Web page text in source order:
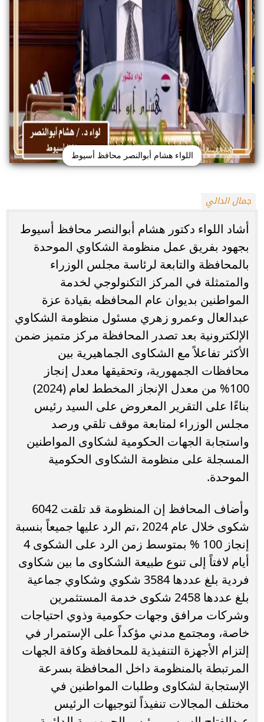
اللواء هشام أبوالنصر محافظ أسيوط
جمال الدالي
أشاد اللواء دكتور هشام أبوالنصر محافظ أسيوط
بجهود بفريق عمل منظومة الشكاوي الموحدة
بالمحافظة والتابعة لرئاسة مجلس الوزراء
والمتمثلة في المركز التكنولوجي لخدمة
المواطنين بديوان عام المحافظه بقيادة عزة
عبدالعال وعمرو زهري مسئول منظومة الشكاوي
الإلكترونية بعد تصدر المحافظة مركز متميز ضمن
الأكثر تفاعلاً مع الشكاوى الجماهيرية بين
محافظات الجمهورية، وتحقيقها معدل إنجاز
100% من معدل الإنجاز المخطط لعام (2024)
بناءًا على التقرير المعروض على السيد رئيس
مجلس الوزراء لمتابعة موقف تلقي ورصد
واستجابة الجهات الحكومية لشكاوى المواطنين
المسجلة على منظومة الشكاوى الحكومية
الموحدة.
وأضاف المحافظ إن المنظومة قد تلقت 6042
شكوى خلال عام 2024 ،تم الرد عليها جميعاً بنسبة
إنجاز 100 % بمتوسط زمن الرد على الشكوى 4
أيام لافتاً إلى تنوع طبيعة الشكاوى ما بين شكاوى
فردية بلغ عددها 3584 شكوي وشكاوي جماعية
بلغ عددها 2458 شكوى خدمة المستثمرين
وشركات مرافق وجهات حكومية وذوي احتياجات
خاصة، ومجتمع مدني مؤكداً على الإستمرار في
إلتزام الأجهزة التنفيذية للمحافظة وكافة الجهات
المرتبطة بالمنظومة داخل المحافظة بسرعة
الإستجابة لشكاوى وطلبات المواطنين في
مختلف المجالات تنفيذاً لتوجيهات الرئيس